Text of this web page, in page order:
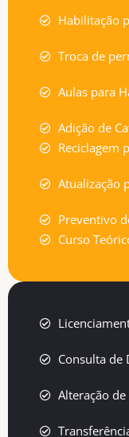
Habilitação
Troca de
Aulas para
Adição de
Reciclagem
Atualização
Preventivo
Curso
Consulta de
Alteração de